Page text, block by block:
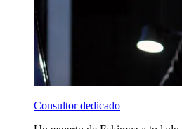
Consultor dedicado